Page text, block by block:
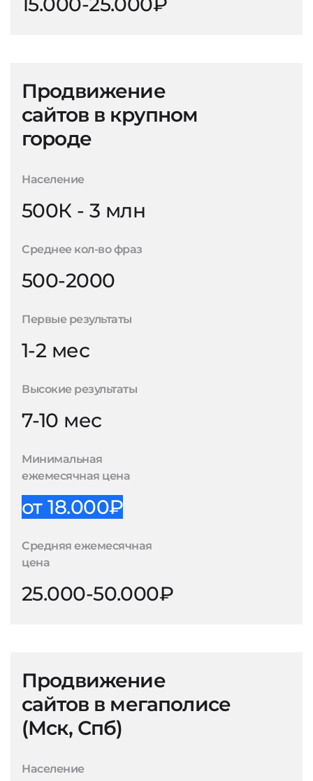
Продвижение
сайтов в крупном
городе
Население
500К - 3 млн
Среднее кол-во фраз
500-2000
Первые результаты
1-2 мес
Высокие результаты
7-10 мес
Минимальная
ежемесячная цена
от 18.000₽
Средняя ежемесячная
цена
25.000-50.000₽
Продвижение
сайтов в мегаполисе
(Мск, Спб)
Население